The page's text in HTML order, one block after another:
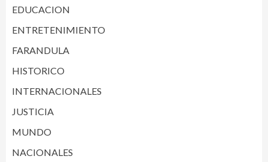
EDUCACION
ENTRETENIMIENTO
FARANDULA
HISTORICO
INTERNACIONALES
JUSTICIA
MUNDO
NACIONALES